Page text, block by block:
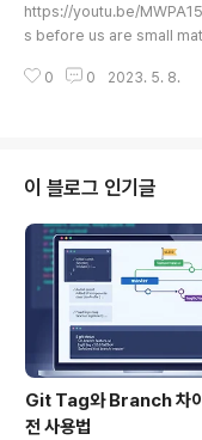
https://youtu.be/
s before us are small
pared to what lies within
0 0 2023. 5. 8.
이 블로그 인기글
Git Tag와 Branch 차
전 사용법